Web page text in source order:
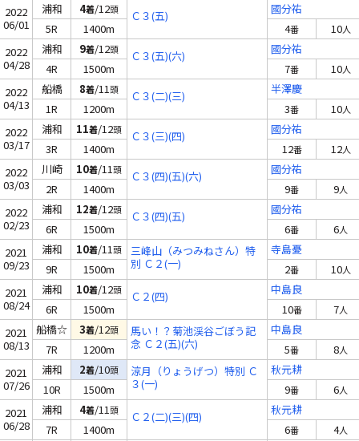
2022
06/01
浦和 4着/12頭 Ｃ３(五)
國分祐
5R
1400m 4番 10人
2022
04/28
浦和 9着/12頭 Ｃ３(五)(六)
國分祐
4R
1500m 7番 10人
2022
04/13
船橋 8着/11頭 Ｃ３(二)(三)
半澤慶
1R
1200m 3番 10人
2022
03/17
浦和 11着/12頭 Ｃ３(三)(四)
國分祐
3R
1400m 12番 12人
2022
03/03
川崎 10着/11頭 Ｃ３(四)(五)(六)
國分祐
2R
1400m 9番 9人
2022
02/23
浦和 12着/12頭 Ｃ３(四)(五)
國分祐
6R
1500m 6番 6人
2021
09/23
浦和 10着/11頭
三峰山（みつみねさん）特
別 Ｃ２(一)
寺島憂
9R
1500m 2番 10人
2021
08/24
浦和 10着/12頭 Ｃ２(四)
中島良
6R
1500m 10番 7人
2021
08/13
船橋☆ 3着/12頭
馬い！？菊池渓谷ごぼう記
念 Ｃ２(五)(六)
中島良
7R
1200m 5番 8人
2021
07/26
浦和 2着/10頭
涼月（りょうげつ）特別 Ｃ
３(一)
秋元耕
10R
1500m 9番 6人
2021
06/28
浦和 4着/11頭 Ｃ２(二)(三)(四)
秋元耕
7R
1400m 6番 4人